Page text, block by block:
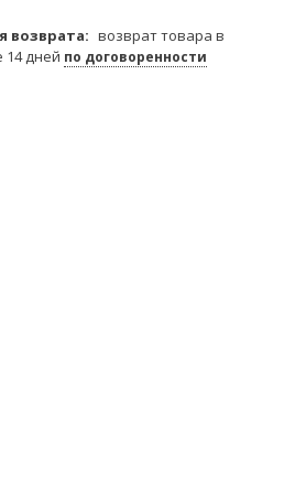
возврат товара в
14 дней по договоренности